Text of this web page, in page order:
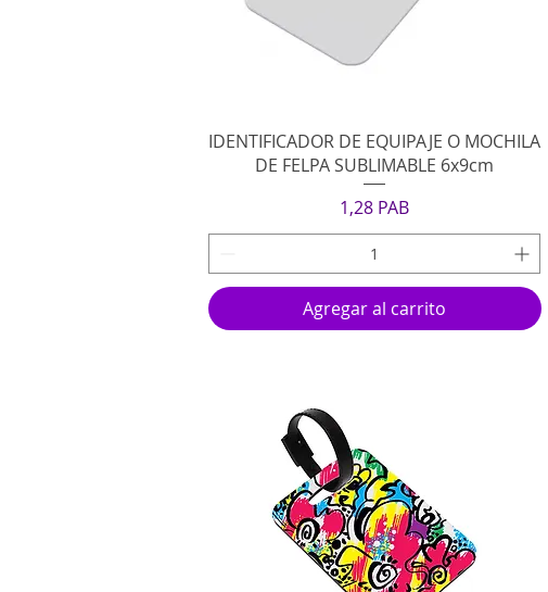
Vista rápida
IDENTIFICADOR DE EQUIPAJE O MOCHILA
DE FELPA SUBLIMABLE 6x9cm
Precio
1,28 PAB
Agregar al carrito